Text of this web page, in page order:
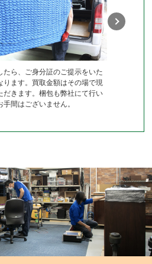
たら、ご身分証のご提示をいた
ります。買取金額はその場で現
だきます。梱包も弊社にて行い
間はございません。